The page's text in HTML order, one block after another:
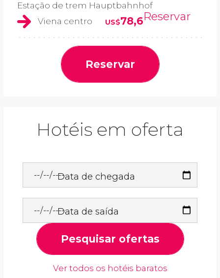
Estação de trem Hauptbahnhof
Viena centro
US$78,6Reservar
Reservar
Hotéis em oferta
Data de chegada
Data de saída
Pesquisar ofertas
Ver todos os hotéis baratos